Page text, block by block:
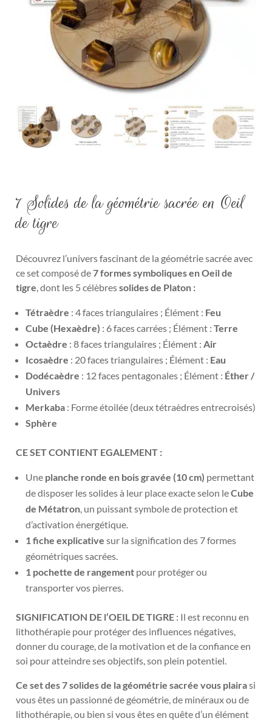
7 Solides de la géométrie sacrée en Oeil
de tigre
Découvrez l’univers fascinant de la géométrie sacréeavec
ce set composé de7 formes symboliques en Oeil de
tigre , dont les 5 célèbressolides de Platon :
Tétraèdre : 4 faces triangulaires ; Élément : Feu
Cube (Hexaèdre) : 6 faces carrées ; Élément :Terre
Octaèdre : 8 faces triangulaires ; Élément : Air
Icosaèdre : 20 faces triangulaires ; Élément : Eau
Dodécaèdre : 12 faces pentagonales ; Élément : Éther /
Univers
Merkaba : Forme étoilée (deux tétraèdres entrecroisés)
Sphère
CE SET CONTIENT EGALEMENT :
Une planche ronde en bois gravée (10 cm) permettant
de disposer les solides à leur place exacte selon leCube
de Métatron , un puissant symbole de protection et
d’activation énergétique.
1 fiche explicative sur la signification des 7 formes
géométriques sacrées.
1 pochette de rangement pour protéger ou
transporter vos pierres.
SIGNIFICATION DE l’OEIL DE TIGRE : Il est reconnu en
lithothérapie pour protéger des influences négatives,
donner du courage, de la motivation et de la confiance en
soi pour atteindre ses objectifs, son plein potentiel.
Ce set des 7 solides de la géométrie sacrée vous plairasi
vous êtes un passionné de géométrie , de minéraux ou de
lithothérapie, ou bien si vous êtes en quête d’un élément